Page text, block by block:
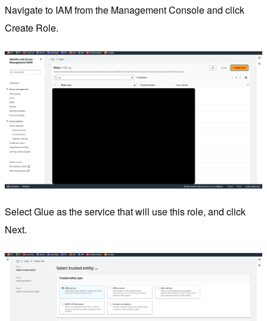
Navigate to IAM from the Management Console and click
Create Role.
Select Glue as the service that will use this role, and click
Next.